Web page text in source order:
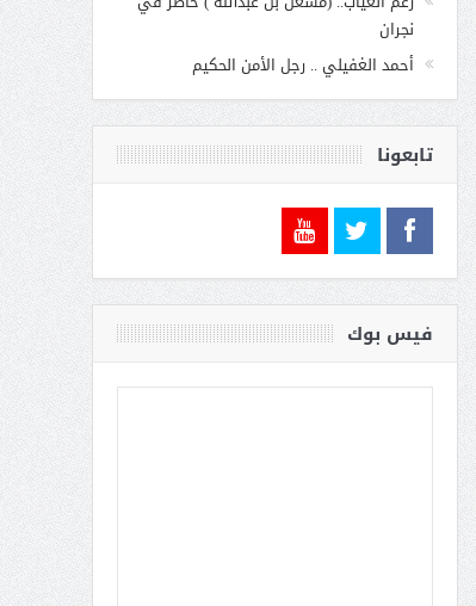
رغم الغياب.. (مشعل بن عبدالله ) حاضر في
نجران
أحمد الغفيلي .. رجل الأمن الحكيم
تابعونا
فيس بوك